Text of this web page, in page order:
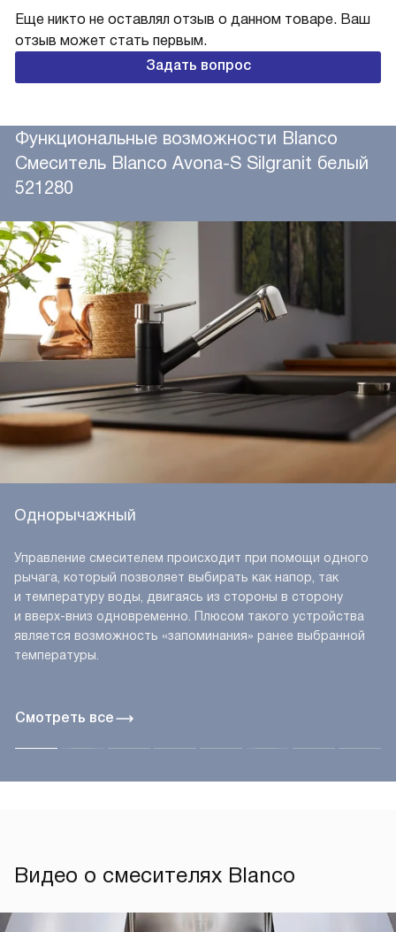
Еще никто не оставлял отзыв о данном товаре. Ваш
отзыв может стать первым.
Задать вопрос
Функциональные возможности Blanco
Смеситель Blanco Avona-S Silgranit белый
521280
Смотреть все
Однорычажный
Управление смесителем происходит при помощи одного
рычага, который позволяет выбирать как напор, так
и температуру воды, двигаясь из стороны в сторону
и вверх-вниз одновременно. Плюсом такого устройства
является возможность «запоминания» ранее выбранной
температуры.
Видео о смесителях Blanco